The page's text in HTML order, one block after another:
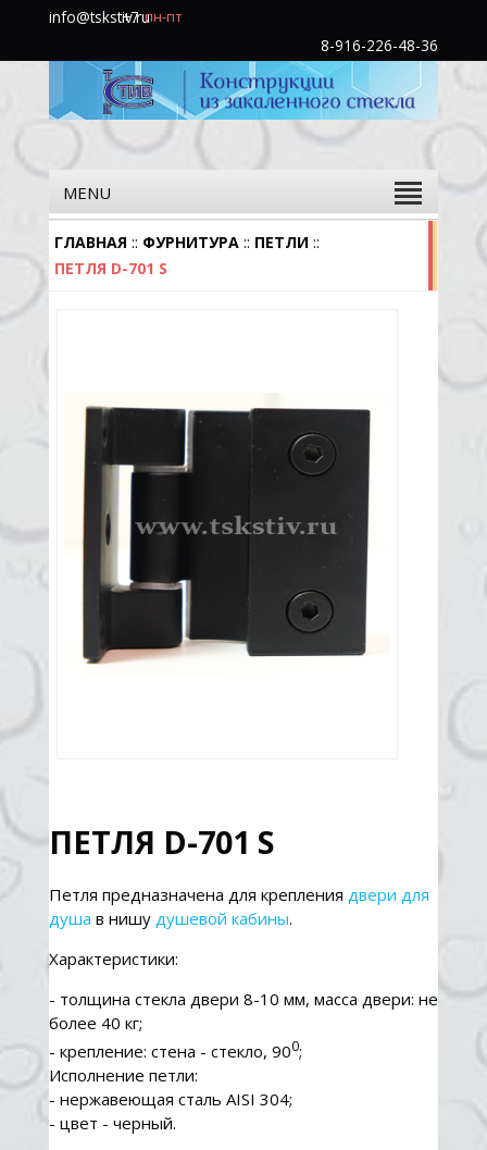
info@tskstiv.ru
+7
760-
31-
48
пн-пт
8-916-226-48-36
MENU
ГЛАВНАЯ :: ФУРНИТУРА :: ПЕТЛИ ::
ПЕТЛЯ D-701 S
ПЕТЛЯ D-701 S
Петля предназначена для крепления двери для
душа в нишу душевой кабины.
Характеристики:
- толщина стекла двери 8-10 мм, масса двери: не
более 40 кг;
- крепление: стена - стекло, 900;
Исполнение петли:
- нержавеющая сталь AISI 304;
- цвет - черный.